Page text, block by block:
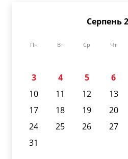
Серпень
Пн Вт Ср Чт
3
4 5 6
10
11 12 13
17
18 19 20
24
25 26 27
31